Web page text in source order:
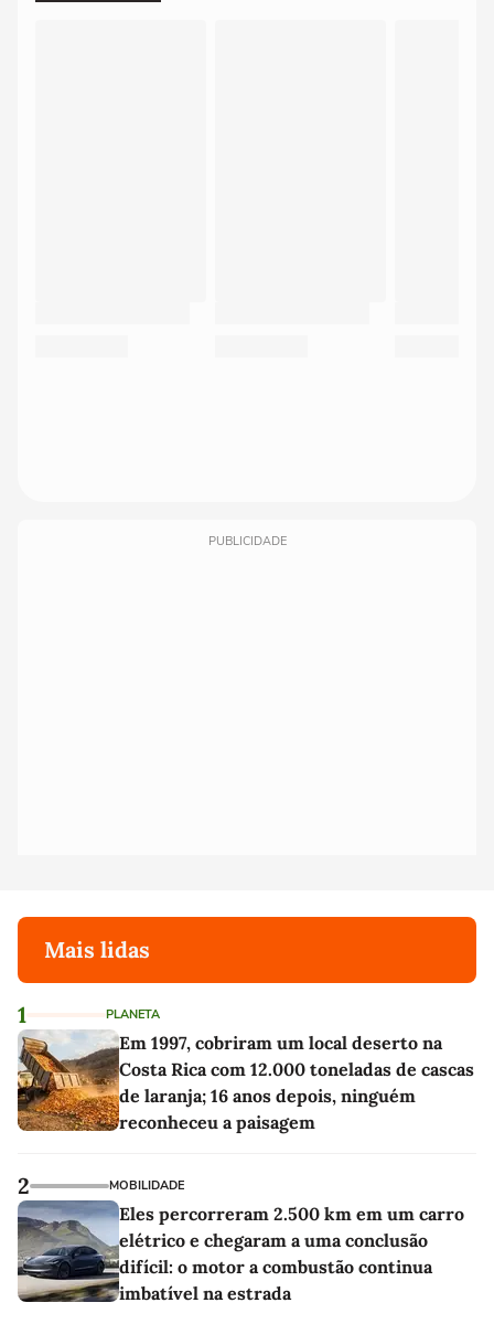
PUBLICIDADE
Mais lidas
1 PLANETA
Em 1997, cobriram um local deserto na
Costa Rica com 12.000 toneladas de cascas
de laranja; 16 anos depois, ninguém
reconheceu a paisagem
2 MOBILIDADE
Eles percorreram 2.500 km em um carro
elétrico e chegaram a uma conclusão
difícil: o motor a combustão continua
imbatível na estrada